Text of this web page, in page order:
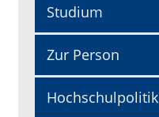
Studium
Zur Person
Hochschulpolitik